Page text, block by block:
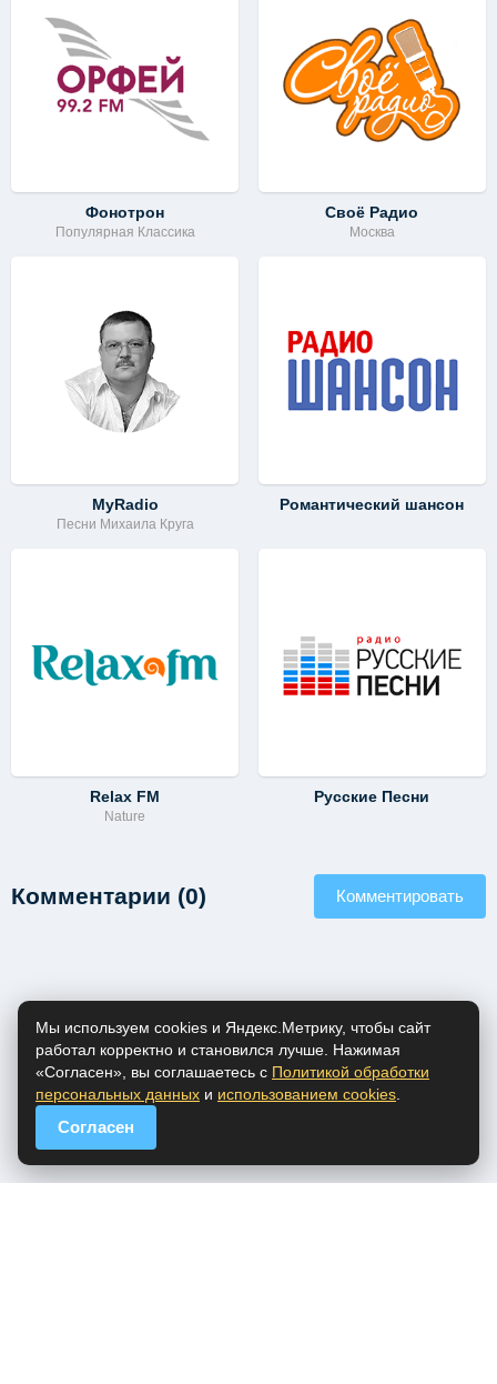
Фонотрон
Популярная Классика
Своё Радио
Москва
MyRadio
Песни Михаила Круга
Романтический шансон
Relax FM
Nature
Русские Песни
Комментарии (0) Комментировать
Мы используем cookies и Яндекс.Метрику, чтобы сайт
работал корректно и становился лучше. Нажимая
«Согласен», вы соглашаетесь с Политикой обработки
персональных данных и использованием cookies
Согласен